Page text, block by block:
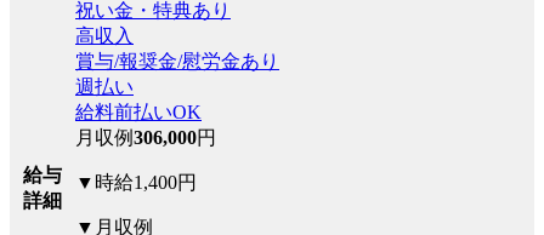
給与
詳細
祝い金・特典あり
高収入
賞与/報奨金/慰労金あり
週払い
給料前払いOK
月収例306,000円
▼時給1,400円
▼月収例